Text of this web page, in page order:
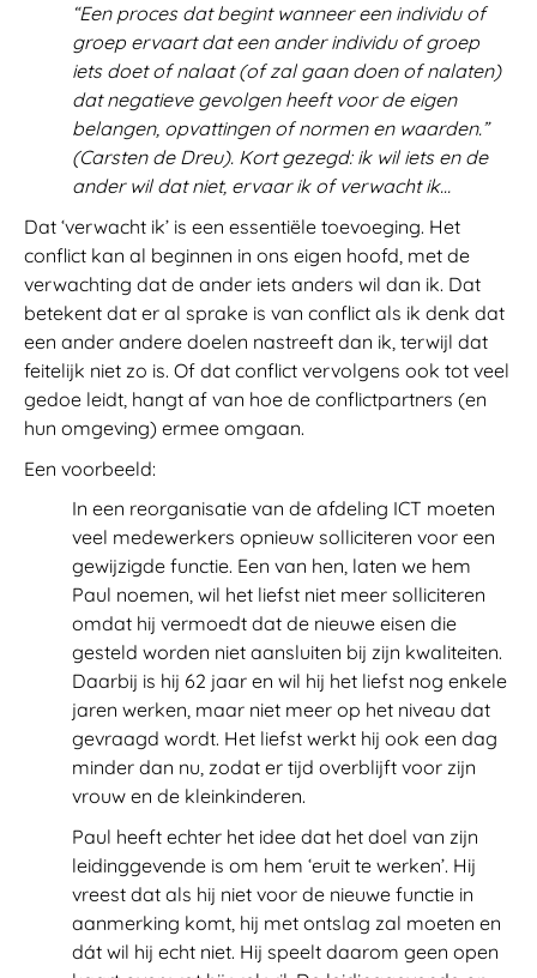
“Een proces dat begint wanneer een individu of
groep ervaart dat een ander individu of groep
iets doet of nalaat (of zal gaan doen of nalaten)
dat negatieve gevolgen heeft voor de eigen
belangen, opvattingen of normen en waarden.”
(Carsten de Dreu). Kort gezegd: ik wil iets en de
ander wil dat niet, ervaar ik of verwacht ik…
Dat ‘verwacht ik’ is een essentiële toevoeging. Het
conflict kan al beginnen in ons eigen hoofd, met de
verwachting dat de ander iets anders wil dan ik. Dat
betekent dat er al sprake is van conflict als ik denk dat
een ander andere doelen nastreeft dan ik, terwijl dat
feitelijk niet zo is. Of dat conflict vervolgens ook tot veel
gedoe leidt, hangt af van hoe de conflictpartners (en
hun omgeving) ermee omgaan.
Een voorbeeld:
In een reorganisatie van de afdeling ICT moeten
veel medewerkers opnieuw solliciteren voor een
gewijzigde functie. Een van hen, laten we hem
Paul noemen, wil het liefst niet meer solliciteren
omdat hij vermoedt dat de nieuwe eisen die
gesteld worden niet aansluiten bij zijn kwaliteiten.
Daarbij is hij 62 jaar en wil hij het liefst nog enkele
jaren werken, maar niet meer op het niveau dat
gevraagd wordt. Het liefst werkt hij ook een dag
minder dan nu, zodat er tijd overblijft voor zijn
vrouw en de kleinkinderen.
Paul heeft echter het idee dat het doel van zijn
leidinggevende is om hem ‘eruit te werken’. Hij
vreest dat als hij niet voor de nieuwe functie in
aanmerking komt, hij met ontslag zal moeten en
dát wil hij echt niet. Hij speelt daarom geen open